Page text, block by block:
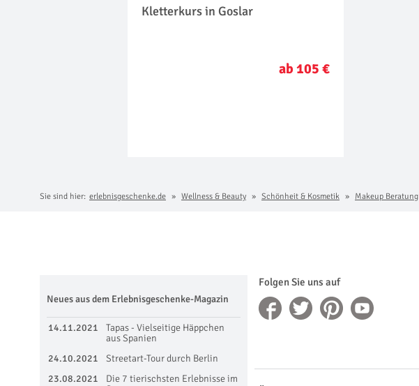
Kletterkurs in Goslar
ab 105 €
Sie sind hier: erlebnisgeschenke.de Wellness & Beauty Schönheit & Kosmetik Makeup Beratung
Folgen Sie uns auf
Neues aus dem Erlebnisgeschenke-Magazin
14.11.2021
Tapas - Vielseitige Häppchen
aus Spanien
24.10.2021
Streetart-Tour durch Berlin
23.08.2021
Die 7 tierischsten Erlebnisse im